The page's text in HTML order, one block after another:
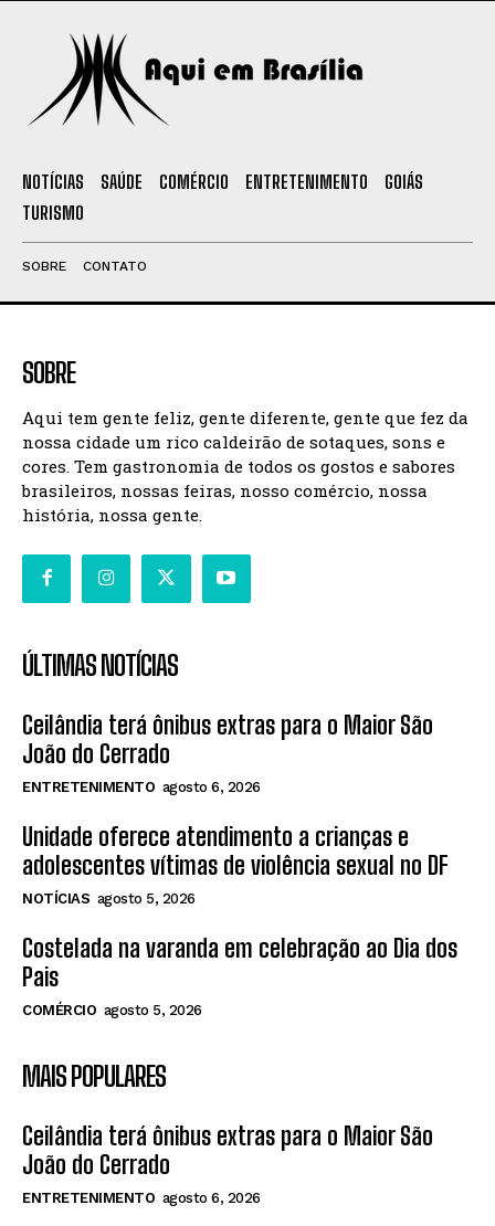
NOTÍCIAS SAÚDE COMÉRCIO ENTRETENIMENTO
GOIÁS
TURISMO
SOBRE CONTATO
SOBRE
Aqui tem gente feliz, gente diferente, gente que fez da
nossa cidade um rico caldeirão de sotaques, sons e
cores. Tem gastronomia de todos os gostos e sabores
brasileiros, nossas feiras, nosso comércio, nossa
história, nossa gente.
ÚLTIMAS NOTÍCIAS
Ceilândia terá ônibus extras para o Maior São
João do Cerrado
ENTRETENIMENTO agosto 6, 2026
Unidade oferece atendimento a crianças e
adolescentes vítimas de violência sexual no DF
NOTÍCIAS agosto 5, 2026
Costelada na varanda em celebração ao Dia dos
Pais
COMÉRCIO agosto 5, 2026
MAIS POPULARES
Ceilândia terá ônibus extras para o Maior São
João do Cerrado
ENTRETENIMENTO agosto 6, 2026